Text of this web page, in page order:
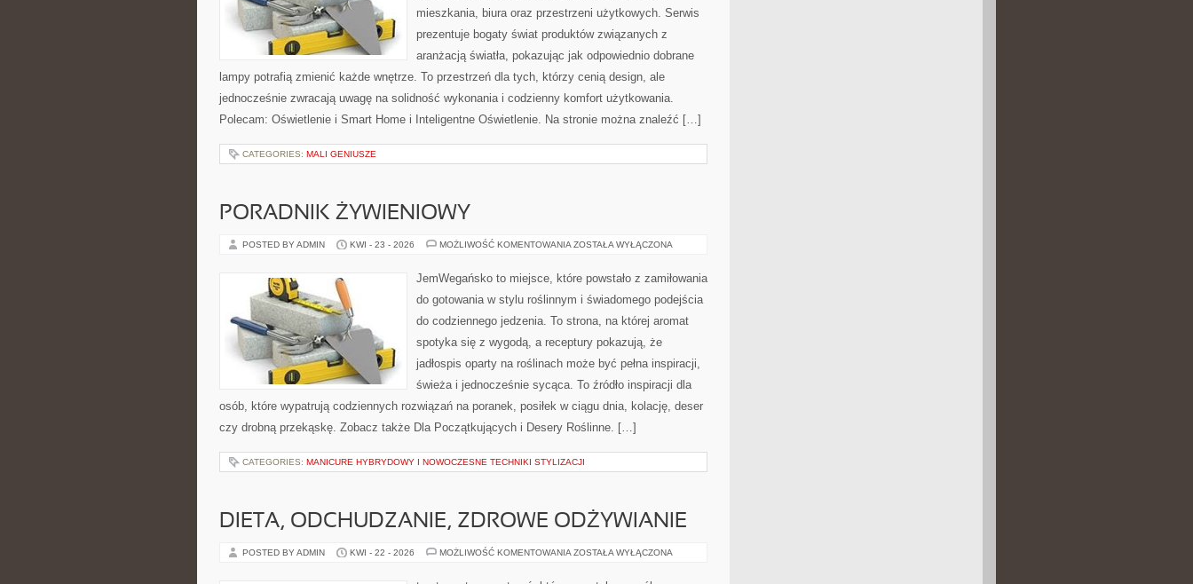
mieszkania, biura oraz przestrzeni użytkowych. Serwis
prezentuje bogaty świat produktów związanych z
aranżacją światła, pokazując jak odpowiednio dobrane
lampy potrafią zmienić każde wnętrze. To przestrzeń dla tych, którzy cenią design, ale
jednocześnie zwracają uwagę na solidność wykonania i codzienny komfort użytkowania.
Polecam: Oświetlenie i Smart Home i Inteligentne Oświetlenie. Na stronie można znaleźć […]
CATEGORIES: MALI GENIUSZE
PORADNIK ŻYWIENIOWY
POSTED BY ADMIN KWI - 23 - 2026 MOŻLIWOŚĆ KOMENTOWANIA PORADNIK
ZOSTAŁA WYŁĄCZONA
JemWegańsko to miejsce, które powstało z zamiłowania
do gotowania w stylu roślinnym i świadomego podejścia
do codziennego jedzenia. To strona, na której aromat
spotyka się z wygodą, a receptury pokazują, że
jadłospis oparty na roślinach może być pełna inspiracji,
świeża i jednocześnie sycąca. To źródło inspiracji dla
osób, które wypatrują codziennych rozwiązań na poranek, posiłek w ciągu dnia, kolację, deser
czy drobną przekąskę. Zobacz także Dla Początkujących i Desery Roślinne. […]
CATEGORIES: MANICURE HYBRYDOWY I NOWOCZESNE TECHNIKI STYLIZACJI
DIETA, ODCHUDZANIE, ZDROWE ODŻYWIANIE
POSTED BY ADMIN KWI - 22 - 2026 MOŻLIWOŚĆ KOMENTOWANIA DIETA,
ODŻYWIANIE
ZOSTAŁA WYŁĄCZONA